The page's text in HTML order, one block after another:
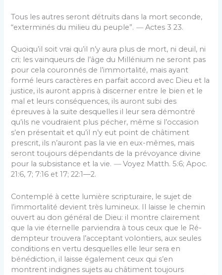
Tous les autres seront détruits dans la mort seconde,
“exterminés du milieu du peuple”. —Actes 3 23.
Quoiqu’il soit vrai qu’il n’y aura plus de mort, ni deuil, ni
cri; les vainqueurs de l’âge du Millénium ne seront pas
pour cela couronnés de l’immortalité, mais ayant
formé leurs caractères en parfait accord avec Dieu et la
justice, ils auront appris à discerner entre le bien et le
mal et leurs conséquences, ils auront subi des
épreuves à la suite desquelles il leur sera démontré
qu’ils ne voudraient plus pécher, même si l’occasion
s’en présentait et qu’il n’y eut point de châtiment
prescrit, ils n’auront pas la vie en eux-mêmes, mais
seront toujours dépendants de la prévoyance divine
pour la subsistance et la vie. —Voyez Matth. 5:6; Apoc.
21:6, 7; 7:16 et 17; 22:1—2.
Contemplé à cette lumière scripturaire, le sujet de
l’immortalité devient très lumineux. Il laisse le chemin
ouvert au don général de Dieu: il montre clairement
que la vie éternelle parviendra à tous ceux que le Ré­
dempteur trouvera l’acceptant volontiers, aux seules
con­ditions en vertu desquelles elle leur sera en
bénédiction, il laisse également ceux qui s’en
montrent indignes sujets au châtiment toujours